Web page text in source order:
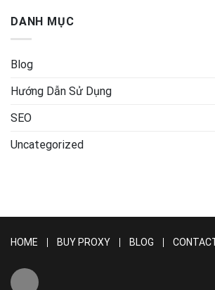
DANH MỤC
Blog
Hướng Dẫn Sử Dụng
SEO
Uncategorized
HOME BUY PROXY BLOG